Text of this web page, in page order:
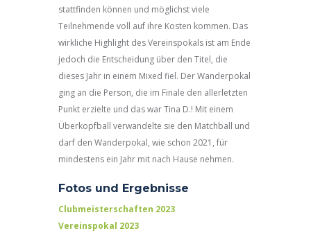
stattfinden können und möglichst viele
Teilnehmende voll auf ihre Kosten kommen. Das
wirkliche Highlight des Vereinspokals ist am Ende
jedoch die Entscheidung über den Titel, die
dieses Jahr in einem Mixed fiel. Der Wanderpokal
ging an die Person, die im Finale den allerletzten
Punkt erzielte und das war Tina D.! Mit einem
Überkopfball verwandelte sie den Matchball und
darf den Wanderpokal, wie schon 2021, für
mindestens ein Jahr mit nach Hause nehmen.
Fotos und Ergebnisse
Clubmeisterschaften 2023
Vereinspokal 2023